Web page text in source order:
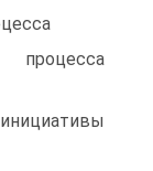
процесса